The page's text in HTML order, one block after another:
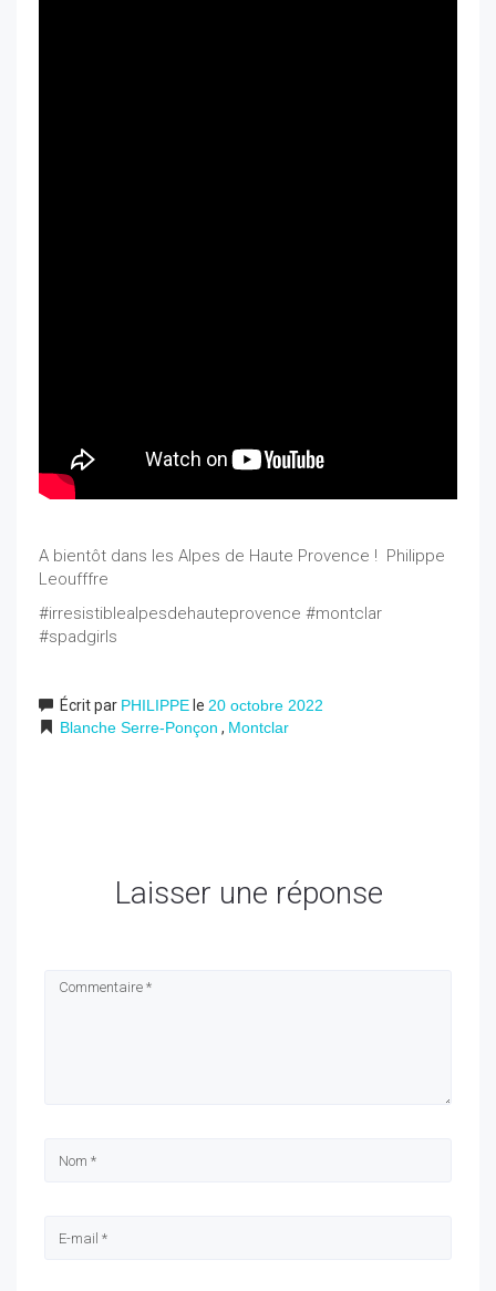
A bientôt dans les Alpes de Haute Provence ! Philippe
Leoufffre
#irresistiblealpesdehauteprovence #montclar
#spadgirls
Écrit par PHILIPPE le 20 octobre 2022
Blanche Serre-Ponçon , Montclar
Laisser une réponse